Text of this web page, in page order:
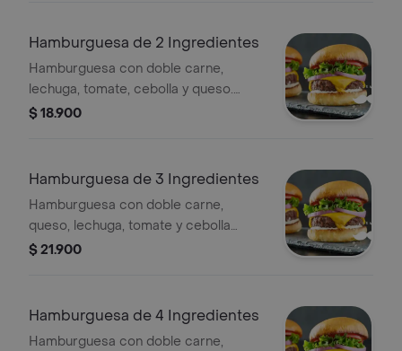
Hamburguesa de 2 Ingredientes
Hamburguesa con doble carne,
lechuga, tomate, cebolla y queso.
Incluye 2 ingredientes adicionales a
$ 18.900
Hamburguesa de 3 Ingredientes
Hamburguesa con doble carne,
queso, lechuga, tomate y cebolla
morada. Incluye 3 ingredientes
$ 21.900
Hamburguesa de 4 Ingredientes
Hamburguesa con doble carne,